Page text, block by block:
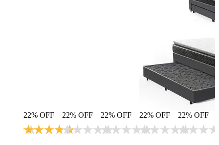
22% OFF 22% OFF 22% OFF 22% OFF 22% OFF